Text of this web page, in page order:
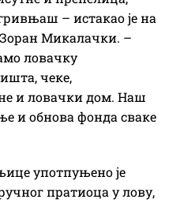
– истакао је на
Микалачки. –
ловачку
чеке,
и ловачки дом. Наш
и обнова фонда сваке
употпуњено је
пратиоца у лову,